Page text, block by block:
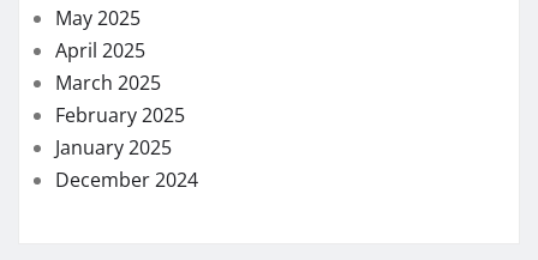
May 2025
April 2025
March 2025
February 2025
January 2025
December 2024